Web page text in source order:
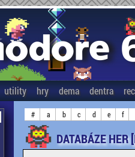
utility hry dema dentra
# a b c d e f
DATABÁZE